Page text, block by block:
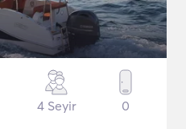
4 Seyir 0